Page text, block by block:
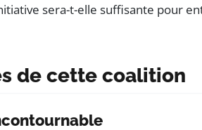
sera-t-elle suffisante pour
de cette coalition